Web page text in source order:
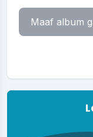
Maaf album